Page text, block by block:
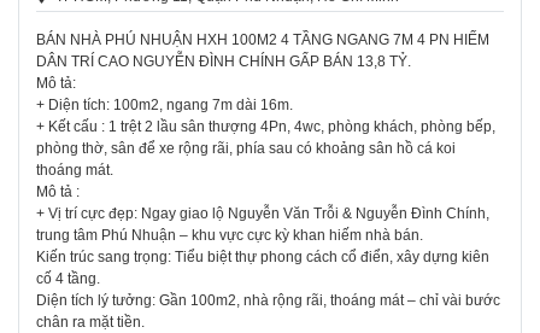
BÁN NHÀ PHÚ NHUẬN HXH 100M2 4 TẦNG NGANG 7M 4 PN HIẾM
DÂN TRÍ CAO NGUYỄN ĐÌNH CHÍNH GẤP BÁN 13,8 TỶ.
Mô tả:
+ Diện tích: 100m2, ngang 7m dài 16m.
+ Kết cấu : 1 trệt 2 lầu sân thượng 4Pn, 4wc, phòng khách, phòng bếp,
phòng thờ, sân để xe rộng rãi, phía sau có khoảng sân hồ cá koi
thoáng mát.
Mô tả :
+ Vị trí cực đẹp: Ngay giao lộ Nguyễn Văn Trỗi & Nguyễn Đình Chính,
trung tâm Phú Nhuận – khu vực cực kỳ khan hiếm nhà bán.
Kiến trúc sang trọng: Tiểu biệt thự phong cách cổ điển, xây dựng kiên
cố 4 tầng.
Diện tích lý tưởng: Gần 100m2, nhà rộng rãi, thoáng mát – chỉ vài bước
chân ra mặt tiền.